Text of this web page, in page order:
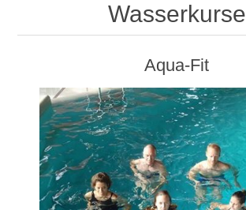
Wasserkurse
Aqua-Fit